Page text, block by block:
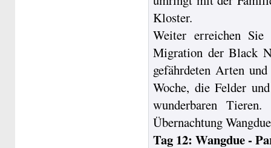
Kloster.
Weiter erreichen
Migration der Black
gefährdeten Arten
Woche, die Felder
wunderbaren
Übernachtung
Tag 12: Wangdue -